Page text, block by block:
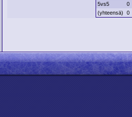
5vs5
0
(yhteensä)
0